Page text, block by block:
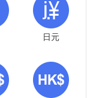
日元